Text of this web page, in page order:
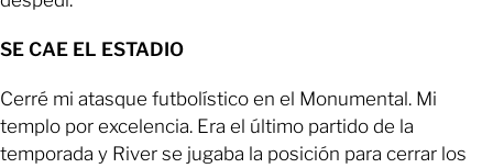
SE CAE EL ESTADIO
Cerré mi atasque futbolístico en el Monumental. Mi
templo por excelencia. Era el último partido de la
temporada y River se jugaba la posición para cerrar los